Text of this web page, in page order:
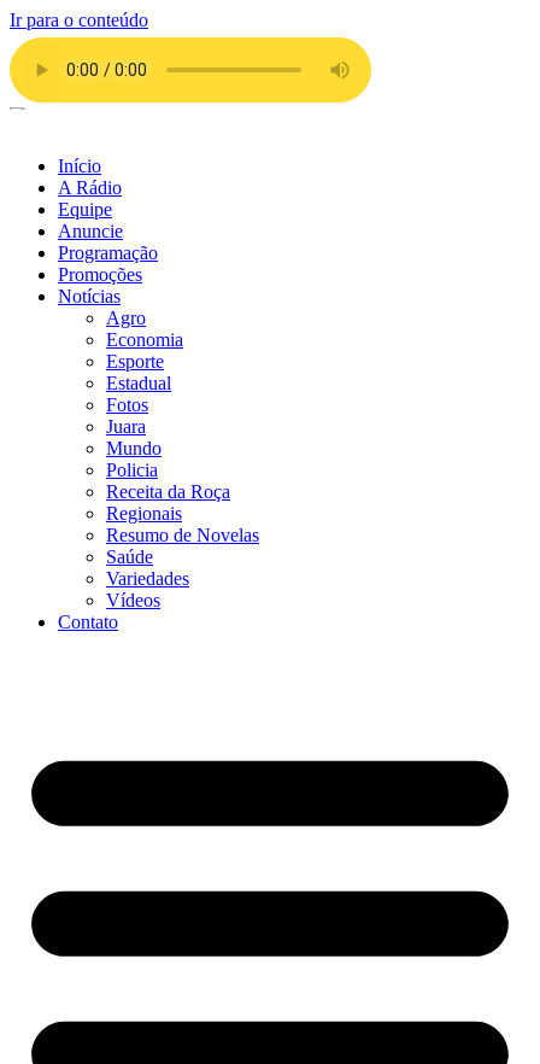
Ir para o conteúdo
Início
A Rádio
Equipe
Anuncie
Programação
Promoções
Notícias
Agro
Economia
Esporte
Estadual
Fotos
Juara
Mundo
Policia
Receita da Roça
Regionais
Resumo de Novelas
Saúde
Variedades
Vídeos
Contato